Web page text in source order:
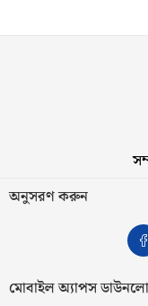
অনুসরণ করুন
মোবাইল অ্যাপস